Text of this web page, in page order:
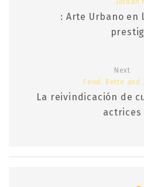
: Arte Urbano en
Next
Feud: Bette and
La reivindicación de
actrices